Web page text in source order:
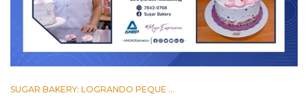
SUGAR BAKERY: LOGRANDO PEQUE ...